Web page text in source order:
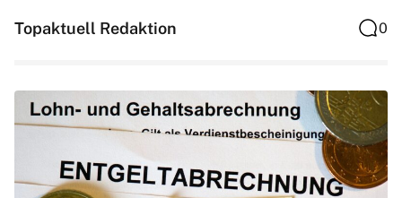
Topaktuell Redaktion 0